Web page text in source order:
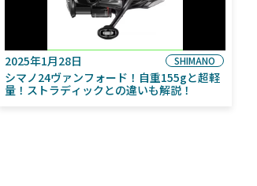
2025年1月28日 SHIMANO
シマノ24ヴァンフォード！自重155gと超軽
量！ストラディックとの違いも解説！